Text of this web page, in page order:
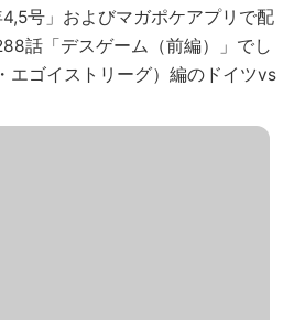
号」およびマガポケアプリで配
話「デスゲーム（前編）」でし
エゴイストリーグ）編のドイツvs